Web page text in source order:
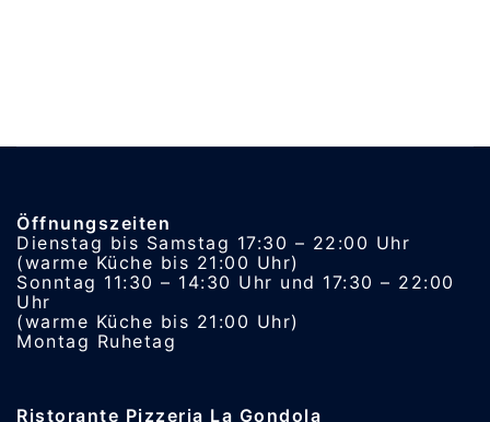
Öffnungszeiten
Dienstag bis Samstag 17:30 – 22:00 Uhr
(warme Küche bis 21:00 Uhr)
Sonntag 11:30 – 14:30 Uhr und 17:30 – 22:00
Uhr
(warme Küche bis 21:00 Uhr)
Montag Ruhetag
Ristorante Pizzeria La Gondola